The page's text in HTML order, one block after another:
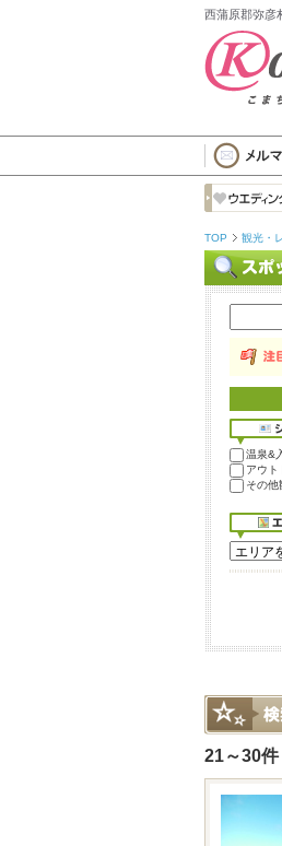
西蒲原郡弥彦
TOP 観光・
温泉&
アウト
その他
21～30件